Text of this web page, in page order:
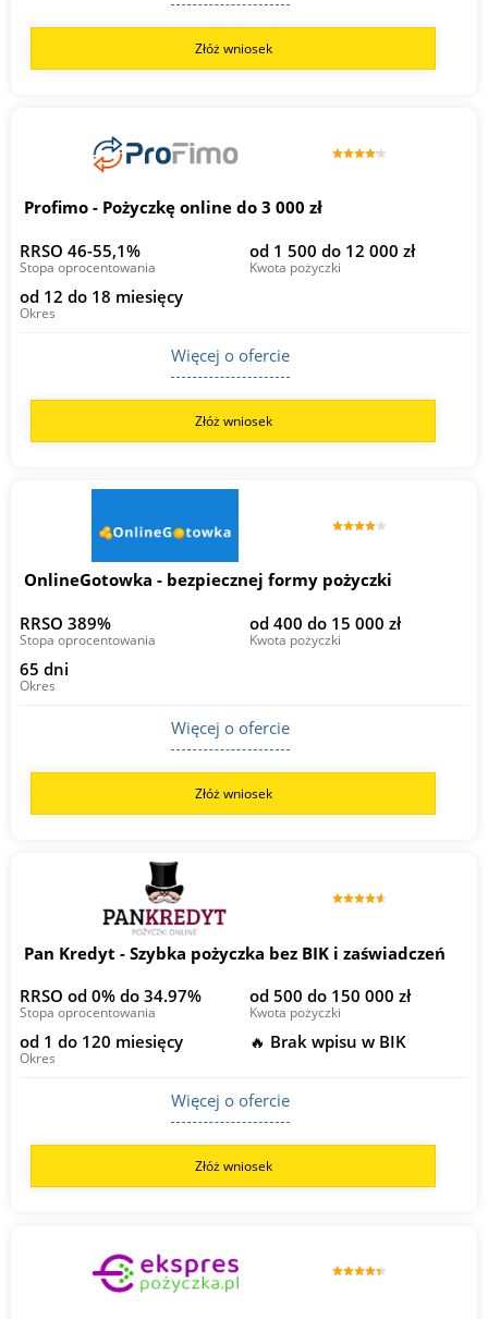
Złóż wniosek
Profimo - Pożyczkę online do 3 000 zł
RRSO 46-55,1%
Stopa oprocentowania
od 1 500 do 12 000 zł
Kwota pożyczki
od 12 do 18 miesięcy
Okres
Więcej o ofercie
Złóż wniosek
OnlineGotowka - bezpiecznej formy pożyczki
RRSO 389%
Stopa oprocentowania
od 400 do 15 000 zł
Kwota pożyczki
65 dni
Okres
Więcej o ofercie
Złóż wniosek
Pan Kredyt - Szybka pożyczka bez BIK i zaświadczeń
RRSO od 0% do 34.97%
Stopa oprocentowania
od 500 do 150 000 zł
Kwota pożyczki
od 1 do 120 miesięcy
Okres
🔥 Brak wpisu w BIK
Więcej o ofercie
Złóż wniosek